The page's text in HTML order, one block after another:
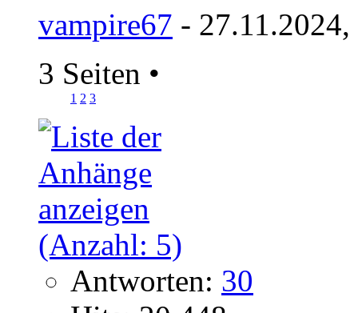
vampire67 -
3 Seiten •
1 2 3
Antworten: 30